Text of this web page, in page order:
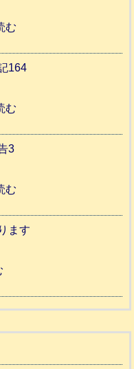
年
本
援
市
氷
む
和
城
市
市
ッ
164
む
ト
人
3
む
和
ます
災
ト